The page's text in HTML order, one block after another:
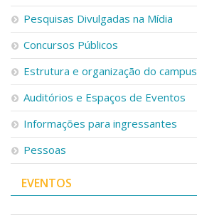
Pesquisas Divulgadas na Mídia
Concursos Públicos
Estrutura e organização do campus
Auditórios e Espaços de Eventos
Informações para ingressantes
Pessoas
EVENTOS